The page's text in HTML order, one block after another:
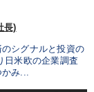
長)
シグナルと投資の
米欧の企業調査
かみ...